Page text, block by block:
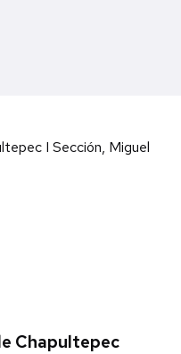
I Sección, Miguel
Chapultepec